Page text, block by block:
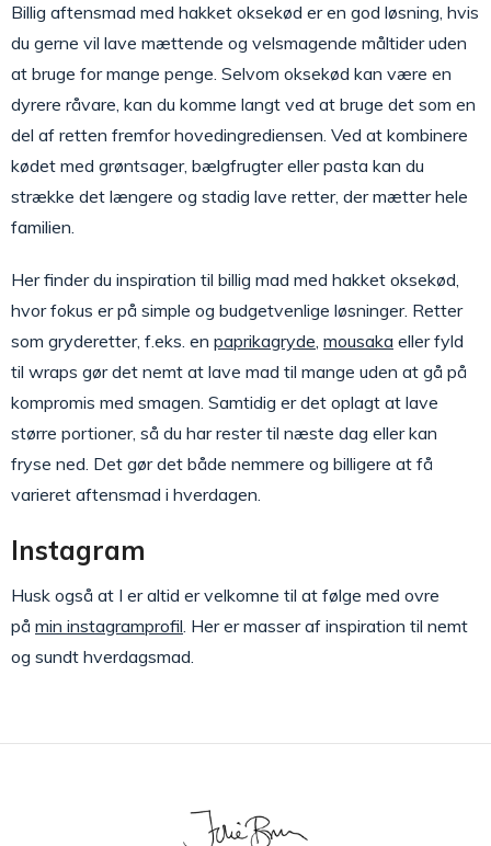
Billig aftensmad med hakket oksekød er en god løsning, hvis
du gerne vil lave mættende og velsmagende måltider uden
at bruge for mange penge. Selvom oksekød kan være en
dyrere råvare, kan du komme langt ved at bruge det som en
del af retten fremfor hovedingrediensen. Ved at kombinere
kødet med grøntsager, bælgfrugter eller pasta kan du
strække det længere og stadig lave retter, der mætter hele
familien.
Her finder du inspiration til billig mad med hakket oksekød,
hvor fokus er på simple og budgetvenlige løsninger. Retter
som gryderetter, f.eks. en paprikagryde, mousaka eller fyld
til wraps gør det nemt at lave mad til mange uden at gå på
kompromis med smagen. Samtidig er det oplagt at lave
større portioner, så du har rester til næste dag eller kan
fryse ned. Det gør det både nemmere og billigere at få
varieret aftensmad i hverdagen.
Instagram
Husk også at I er altid er velkomne til at følge med ovre
på min instagramprofil. Her er masser af inspiration til nemt
og sundt hverdagsmad.